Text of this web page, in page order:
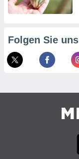
Folgen Sie uns